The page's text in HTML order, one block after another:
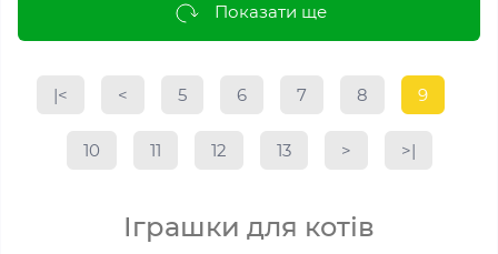
Показати ще
|< < 5 6 7 8 9
10 11 12 13 > >|
Іграшки для котів